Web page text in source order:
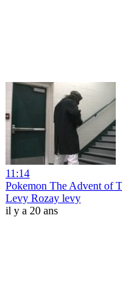
11:14
Pokemon The Advent of
Levy Rozay levy
il y a 20 ans